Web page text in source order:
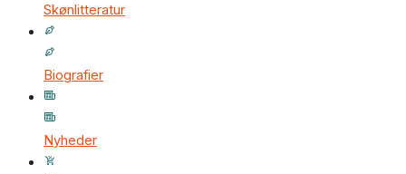
Skønlitteratur
Biografier
Nyheder